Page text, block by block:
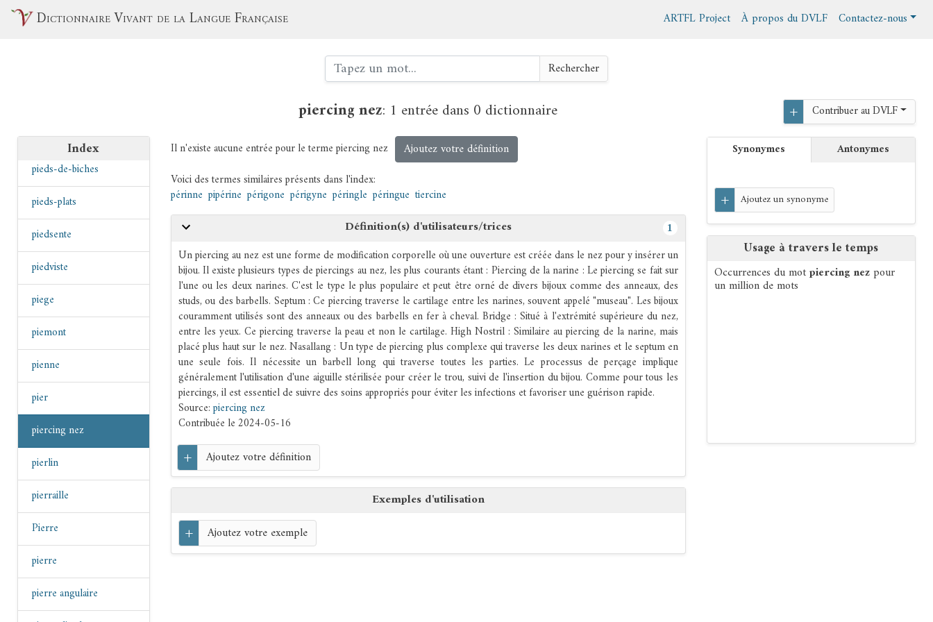
Dictionnaire Vivant de la Langue Française ARTFL Project À propos du DVLF Contactez-nous
Rechercher
piercing nez: 1 entrée dans 0 dictionnaire + Contribuer au DVLF
Index
pied-à-terre
pieds
pieds-de-biches
pieds-plats
piedsente
piedviste
piege
piemont
pienne
pier
piercing nez
pierlin
pierraille
Pierre
pierre
pierre angulaire
Il n'existe aucune entrée pour le termepiercing nez Ajoutez votre définition
Voici des termes similaires présents dans l'index:
périnnepipérinepérigonepérigynepéringlepéringue tiercine
Définition(s) d'utilisateurs/trices 1
Un piercing au nez est une forme de modification corporelle où une ouverture est créée dans le nez pour y insérer un
bijou. Il existe plusieurs types de piercings au nez, les plus courants étant : Piercing de la narine : Le piercing se fait sur
l'une ou les deux narines. C'est le type le plus populaire et peut être orné de divers bijoux comme des anneaux, des
studs, ou des barbells. Septum : Ce piercing traverse le cartilage entre les narines, souvent appelé "museau". Les bijoux
couramment utilisés sont des anneaux ou des barbells en fer à cheval. Bridge : Situé à l'extrémité supérieure du nez,
entre les yeux. Ce piercing traverse la peau et non le cartilage. High Nostril : Similaire au piercing de la narine, mais
placé plus haut sur le nez. Nasallang : Un type de piercing plus complexe qui traverse les deux narines et le septum en
une seule fois. Il nécessite un barbell long qui traverse toutes les parties. Le processus de perçage implique
généralement l'utilisation d'une aiguille stérilisée pour créer le trou, suivi de l'insertion du bijou. Comme pour tous les
piercings, il est essentiel de suivre des soins appropriés pour éviter les infections et favoriser une guérison rapide.
Source:piercing nez
Contribuée le 2024-05-16
+ Ajoutez votre définition
Exemples d'utilisation
+ Ajoutez votre exemple
Synonymes Antonymes
+ Ajoutez un synonyme
Usage à travers le temps
Occurrences du motpiercing nezpour
un million de mots